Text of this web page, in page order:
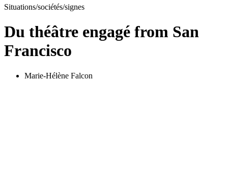
Situations/sociétés/signes
Du théâtre engagé from San
Francisco
Marie-Hélène Falcon